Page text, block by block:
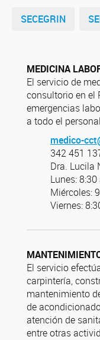
SECEGRIN
MEDICINA
El servicio de
consultorio en el
emergencias
a todo el
medico-
342 451
Dra. Lucila
Lunes:
Miércoles:
Viernes:
El servicio
carpintería,
mantenimiento
de
atención de
entre otras